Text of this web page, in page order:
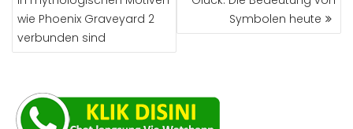
wie Phoenix Graveyard 2
verbunden sind
Symbolen heute